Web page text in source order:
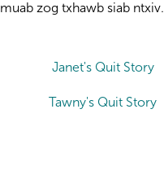
muab zog txhawb siab ntxiv.
Janet's Quit Story
Tawny's Quit Story